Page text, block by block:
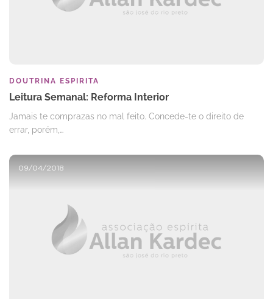
DOUTRINA ESPIRITA
Leitura Semanal: Reforma Interior
Jamais te comprazas no mal feito. Concede-te o direito de
errar, porém,…
09/04/2018